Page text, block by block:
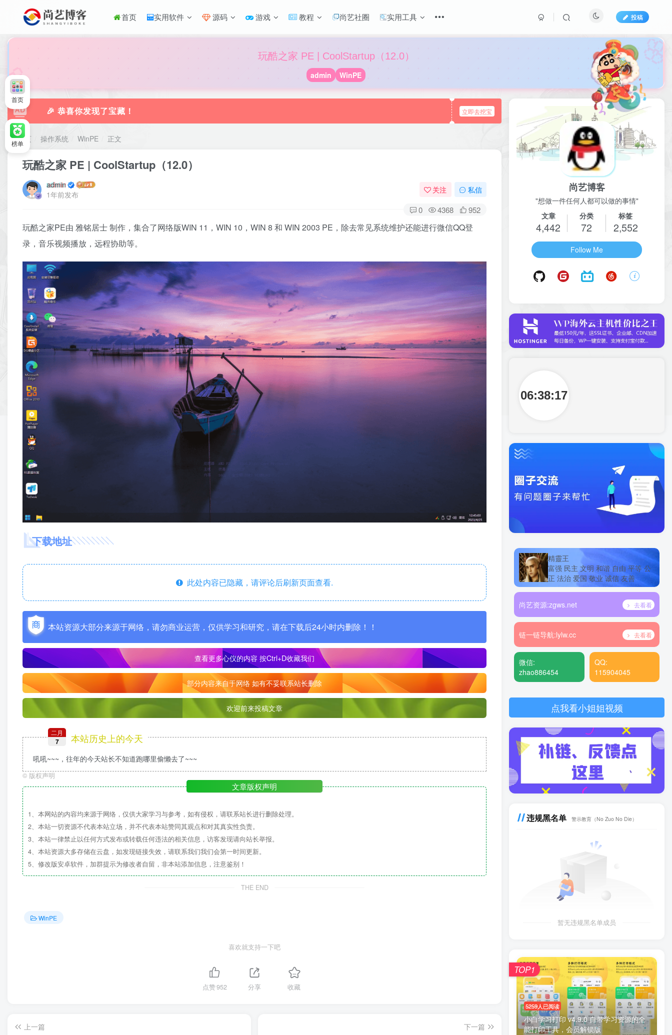
首页 实用软件 源码 游戏 教程 尚艺社圈 实用工具 投稿
玩酷之家 PE | CoolStartup（12.0）
admin WinPE
🎉 恭喜你发现了宝藏！ 立即去挖宝
首页 操作系统 WinPE 正文
玩酷之家 PE | CoolStartup（12.0）
admin
1年前发布
关注 私信
0 4368 952
玩酷之家PE由 雅铭居士 制作，集合了网络版WIN 11，WIN 10，WIN 8 和 WIN 2003 PE，除去常见系统维护还能进行微信QQ登
录，音乐视频播放，远程协助等。
下载地址
此处内容已隐藏，请评论后刷新页面查看.
本站资源大部分来源于网络，请勿商业运营，仅供学习和研究，请在下载后24小时内删除！！
查看更多心仪的内容 按Ctrl+D收藏我们
部分内容来自于网络 如有不妥联系站长删除
欢迎前来投稿文章
二月
7 本站历史上的今天
吼吼~~~，往年的今天站长不知道跑哪里偷懒去了~~~
© 版权声明
文章版权声明
1、本网站的内容均来源于网络，仅供大家学习与参考，如有侵权，请联系站长进行删除处理。
2、本站一切资源不代表本站立场，并不代表本站赞同其观点和对其真实性负责。
3、本站一律禁止以任何方式发布或转载任何违法的相关信息，访客发现请向站长举报。
4、本站资源大多存储在云盘，如发现链接失效，请联系我们我们会第一时间更新。
5、修改版安卓软件，加群提示为修改者自留，非本站添加信息，注意鉴别！
THE END
WinPE
喜欢就支持一下吧
点赞952 分享 收藏
上一篇
下一篇
尚艺博客
"想做一件任何人都可以做的事情"
文章
4,442
分类
72
标签
2,552
Follow Me
06:38:18
精靈王
富强 民主 文明 和谐 自由 平等 公
正 法治 爱国 敬业 诚信 友善
尚艺资源:zgws.net 去看看
链一链导航:lylw.cc 去看看
微信:
zhao886454
QQ:
115904045
点我看小姐姐视频
违规黑名单 警示教育（No Zuo No Die）
暂无违规黑名单成员
5259人已阅读
小白学习打印 v4.9.0 自带学习资源的全
能打印工具，会员解锁版
TOP1
首页
榜单